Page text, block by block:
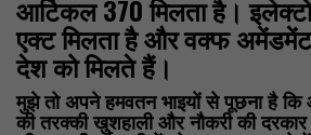
आर्टिकल 370 मिलता है।
एक्ट मिलता है और वक्फ
देश को मिलते हैं।
मुझे तो अपने हमवतन भाइयों से पूछना है
की तरक्की खुशहाली और नौकरी की दरकार